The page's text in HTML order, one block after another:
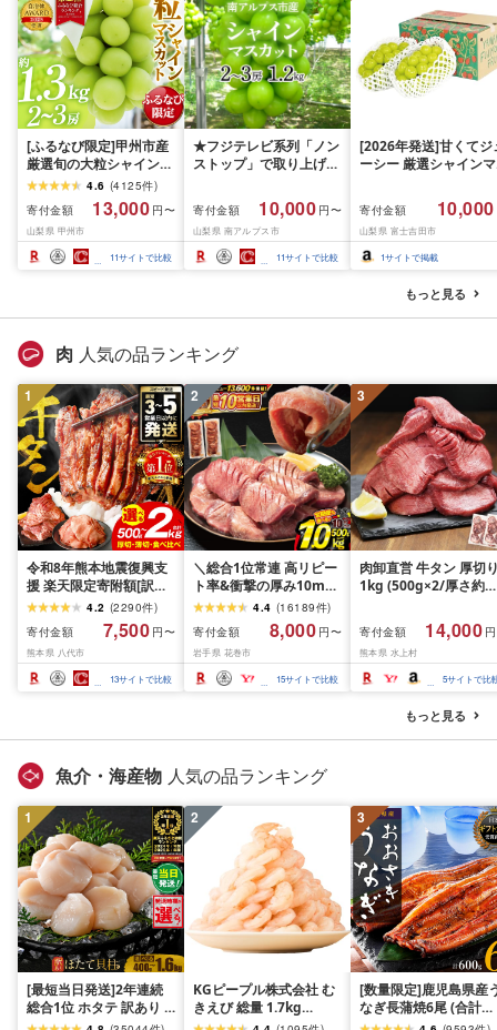
[ふるなび限定]甲州市産
厳選旬の大粒シャインマ
スカット 約1.3kg 2〜3
房[2026年発送]
(MG)B12-472 FN-
Limited-VO シャインマ
スカット フルーツ
4.6 (4125件)
寄付金額
13,000 円〜
山梨県 甲州市
11サイトで比較
★フジテレビ系列「ノン
ストップ」で取り上げら
先行予約]南アルプス市
産シャインマスカット
1.2kg以上(2〜3房)ふる
さと納税 おすすめ 山梨
県 南アルプス市 送料無
寄付金額 10,000 円〜
山梨県 南アルプス市
11サイトで比較
[2026年発送]甘くてジ
ーシー 厳選シャインマ
月前半(1〜15日)から
月下旬までの発送) フ
ーツ ぶどう 果物 山梨
産 2026 旬 大粒 高級
寄付金額 10,000
山梨県 富士吉田市
1サイトで掲載
もっと見る
肉 人気の品ランキング
1
令和8年熊本地震復興支
援 楽天限定寄附額[訳あ
り]牛タン 500g〜2kg 肉
牛肉 訳あり 牛タン 冷凍
小分け 厚切り 薄切り 食
べ比べ 500g 1kg 1.5kg
2kg 牛 人気 ビーフ 牛た
ん ふるさと納税 ランキ
4.2 (2290件)
寄付金額
7,500 円〜
熊本県 八代市
13サイトで比較
2
＼総合1位常連 高リピー
ト率&衝撃の厚み10mm
厚切り牛タン 塩味/ ≪ス
ピード発送!!10営業日以
内発送≫ 選べる内容量
500g / 1kg 定期便 毎月
届く 牛肉 肉 BBQ ふるさ
と 人気 ランキング 岩手
4.4 (16189件)
寄付金額
8,000 円〜
岩手県 花巻市
15サイトで比較
3
肉卸直営 牛タン 厚切
1kg (500g×2/厚さ約
牛肉 焼肉 冷凍 スライ
業務用 バーベキュー
BBQ おつまみ ギフト
祝い お中元 夏ギフト
寄付金額 14,000
熊本県 水上村
5サイトで比
もっと見る
魚介・海産物 人気の品ランキング
1
[最短当日発送]2年連続
総合1位 ホタテ 訳あり (
ふるさと納税 ほたて ふ
2
KGピープル株式会社 む
きえび 総量 1.7kg
(850g×2P) 特大 5Lサイ
3
[数量限定]鹿児島県産
なぎ長蒲焼6尾 (合計
600g以上)